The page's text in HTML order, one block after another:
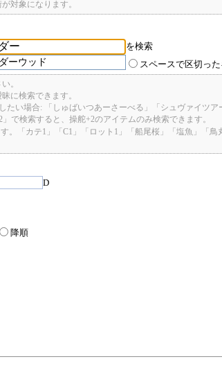
対象になります。
ーウッド
を検索
キーワードのいずれかを含む スペースで区切っ
。
に検索できます。
たい場合: 「しゅばいつあーさーべる」「シュヴァイツア
で検索すると、操舵+2のアイテムのみ検索できます。
。「カテ1」「C1」「ロット1」「船尾桜」「塩魚」「鳥
D
降順